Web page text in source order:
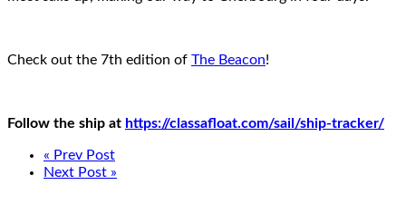
Check out the 7th edition of The Beacon!
Follow the ship at https://classafloat.com/sail/ship-tracker/
« Prev Post
Next Post »